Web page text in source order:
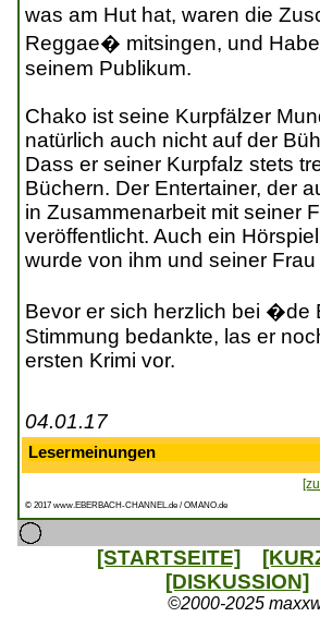
was am Hut hat, waren die
Reggae� mitsingen, und
seinem Publikum.
Chako ist seine Kurpfälzer
natürlich auch nicht auf der
Dass er seiner Kurpfalz stets
Büchern. Der Entertainer, der
in Zusammenarbeit mit seiner
veröffentlicht. Auch ein
wurde von ihm und seiner
Bevor er sich herzlich bei �de
Stimmung bedankte, las er
ersten Krimi vor.
04.01.17
Lesermeinungen
© 2017 www.EBERBACH-CHANNEL.de / OMANO.de
[STARTSEITE]
[DISKUSSION]
©2000-2025